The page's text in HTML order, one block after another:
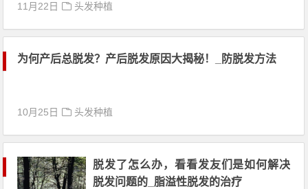
11月22日 头发种植
为何产后总脱发？产后脱发原因大揭秘！_防脱发方法
10月25日 头发种植
脱发了怎么办，看看发友们是如何解决
脱发问题的_脂溢性脱发的治疗